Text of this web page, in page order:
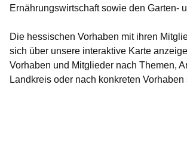
Ernährungswirtschaft sowie den Garten-
Die hessischen Vorhaben mit ihren
sich über unsere interaktive Karte
Vorhaben und Mitglieder nach Themen,
Landkreis oder nach konkreten Vorhaben